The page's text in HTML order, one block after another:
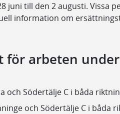
juni till den 2 augusti. Vissa
information om
för arbeten
och Södertälje C i båda
och Södertälje C i båda